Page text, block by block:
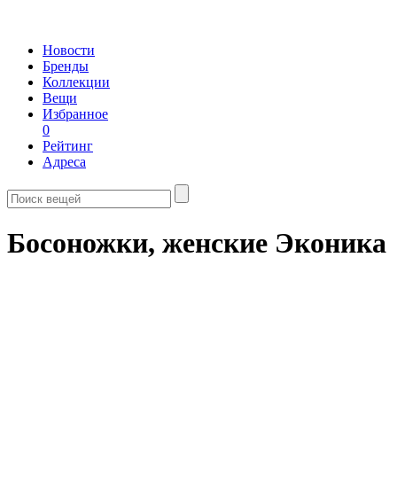
Новости
Бренды
Коллекции
Вещи
Избранное
0
Рейтинг
Адреса
Босоножки, женские Эконика